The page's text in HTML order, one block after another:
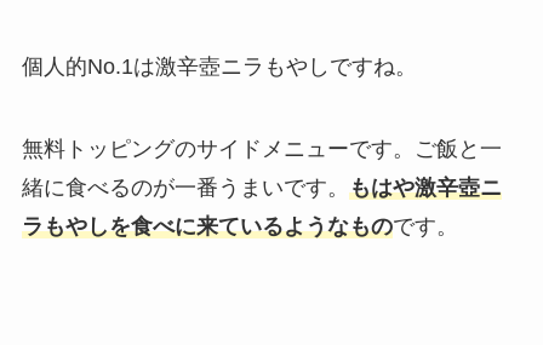
個人的No.1は激辛壺ニラもやしですね。
無料トッピングのサイドメニューです。ご飯と一
緒に食べるのが一番うまいです。 もはや激辛壺ニ
ラもやしを食べに来ているようなものです。